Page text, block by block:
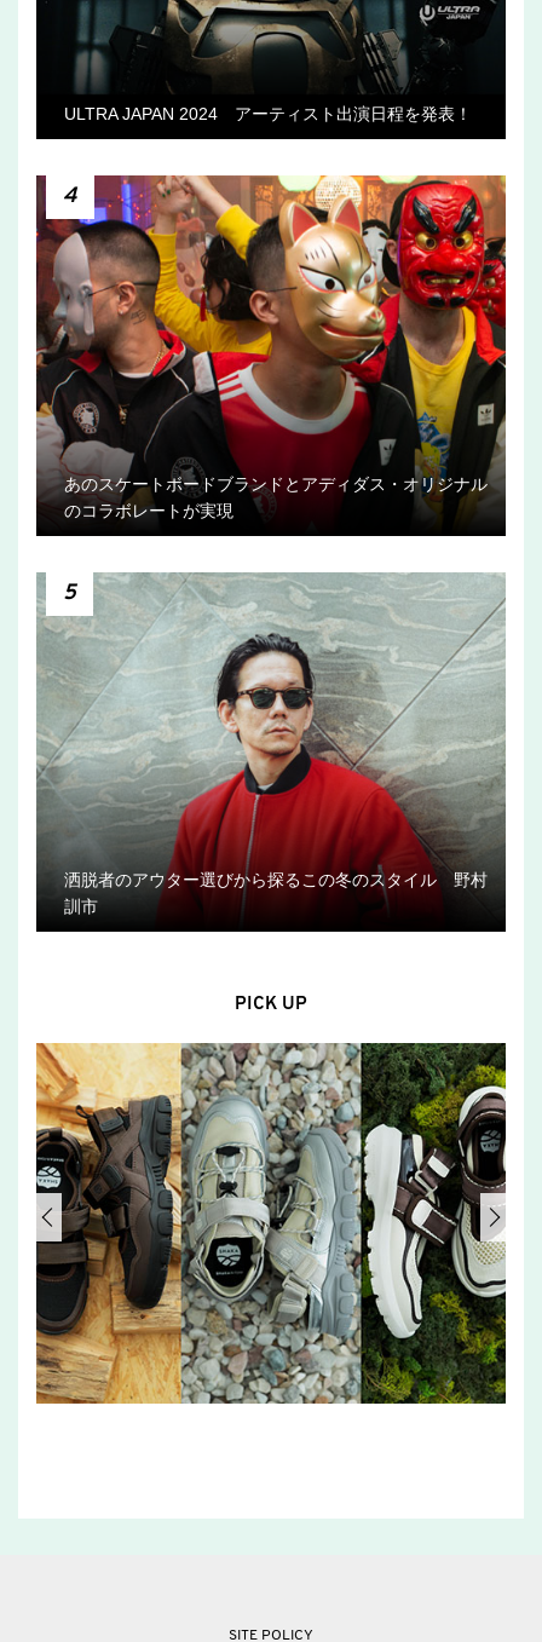
ULTRA JAPAN 2024 アーティスト出演日程を発表！
4
あのスケートボードブランドとアディダス・オリジナル
のコラボレートが実現
5
洒脱者のアウター選びから探るこの冬のスタイル 野村
訓市
PICK UP
SITE POLICY